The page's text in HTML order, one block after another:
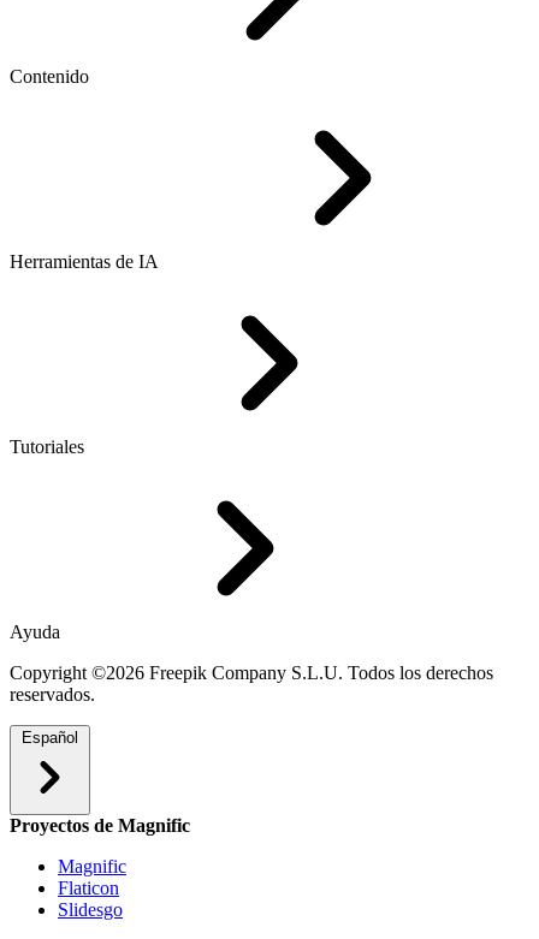
Contenido
Herramientas de IA
Tutoriales
Ayuda
Copyright ©2026 Freepik Company S.L.U. Todos los derechos
reservados.
Español
Proyectos de Magnific
Magnific
Flaticon
Slidesgo